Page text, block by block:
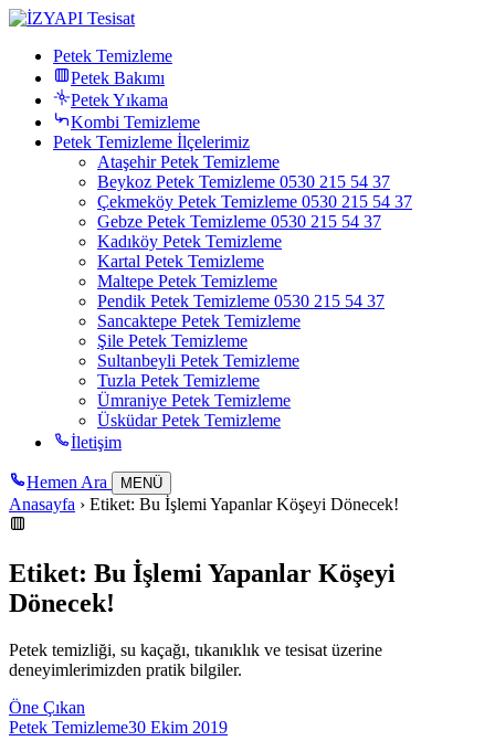
Petek Temizleme
Petek Bakımı
Petek Yıkama
Kombi Temizleme
Petek Temizleme İlçelerimiz
Ataşehir Petek Temizleme
Beykoz Petek Temizleme 0530 215 54 37
Çekmeköy Petek Temizleme 0530 215 54 37
Gebze Petek Temizleme 0530 215 54 37
Kadıköy Petek Temizleme
Kartal Petek Temizleme
Maltepe Petek Temizleme
Pendik Petek Temizleme 0530 215 54 37
Sancaktepe Petek Temizleme
Şile Petek Temizleme
Sultanbeyli Petek Temizleme
Tuzla Petek Temizleme
Ümraniye Petek Temizleme
Üsküdar Petek Temizleme
İletişim
Hemen Ara MENÜ
Anasayfa › Etiket: Bu İşlemi Yapanlar Köşeyi Dönecek!
Etiket: Bu İşlemi Yapanlar Köşeyi
Dönecek!
Petek temizliği, su kaçağı, tıkanıklık ve tesisat üzerine
deneyimlerimizden pratik bilgiler.
Öne Çıkan
Petek Temizleme30 Ekim 2019